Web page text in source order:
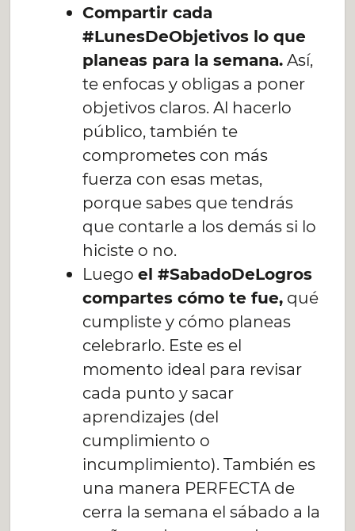
Compartir cada
#LunesDeObjetivos lo que
planeas para la semana.Así,
te enfocas y obligas a poner
objetivos claros. Al hacerlo
público, también te
comprometes con más
fuerza con esas metas,
porque sabes que tendrás
que contarle a los demás si lo
hiciste o no.
Luego el #SabadoDeLogros
compartes cómo te fue,qué
cumpliste y cómo planeas
celebrarlo. Este es el
momento ideal para revisar
cada punto y sacar
aprendizajes (del
cumplimiento o
incumplimiento). También es
una manera PERFECTA de
cerra la semana el sábado a la